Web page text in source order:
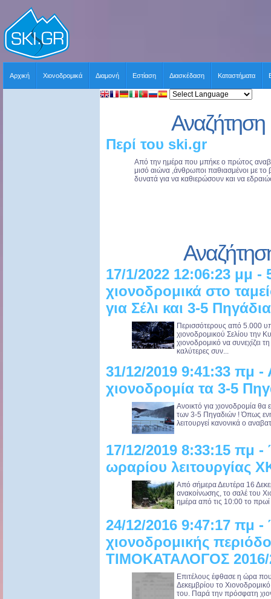
Αρχική Χιονοδρομικά Διαμονή Εστίαση Διασκέδαση Καταστήματα
Αναζήτηση
Περί του ski.gr
Από την ημέρα που μπήκε ο πρώτος
μισό αιώνα ,άνθρωποι παθιασμένοι με το
δυνατά για να καθιερώσουν και να
17/1/2022 12:06:23 μμ -
χιονοδρομικά στο
για Σέλι και 3-5
Περισσότερους από 5.000
χιονοδρομικού Σελίου την
χιονοδρομικό να συνεχίζει
καλύτερες συν...
31/12/2019 9:41:33 πμ -
χιονοδρομία τα 3-5
Ανοικτό για χιονοδρομία θα
των 3-5 Πηγαδιών ! Όπως
λειτουργεί κανονικά ο
17/12/2019 8:33:15 πμ -
ωραρίου λειτουργίας
Από σήμερα Δευτέρα 16
ανακοίνωσης, το σαλέ του
ημέρα από τις 10:00 το πρωί
24/12/2016 9:47:17 πμ -
χιονοδρομικής
ΤΙΜΟΚΑΤΑΛΟΓΟΣ 2016/
Επιτέλους έφθασε η ώρα
Δεκεμβρίου το
του. Παρά την πρόσφατη